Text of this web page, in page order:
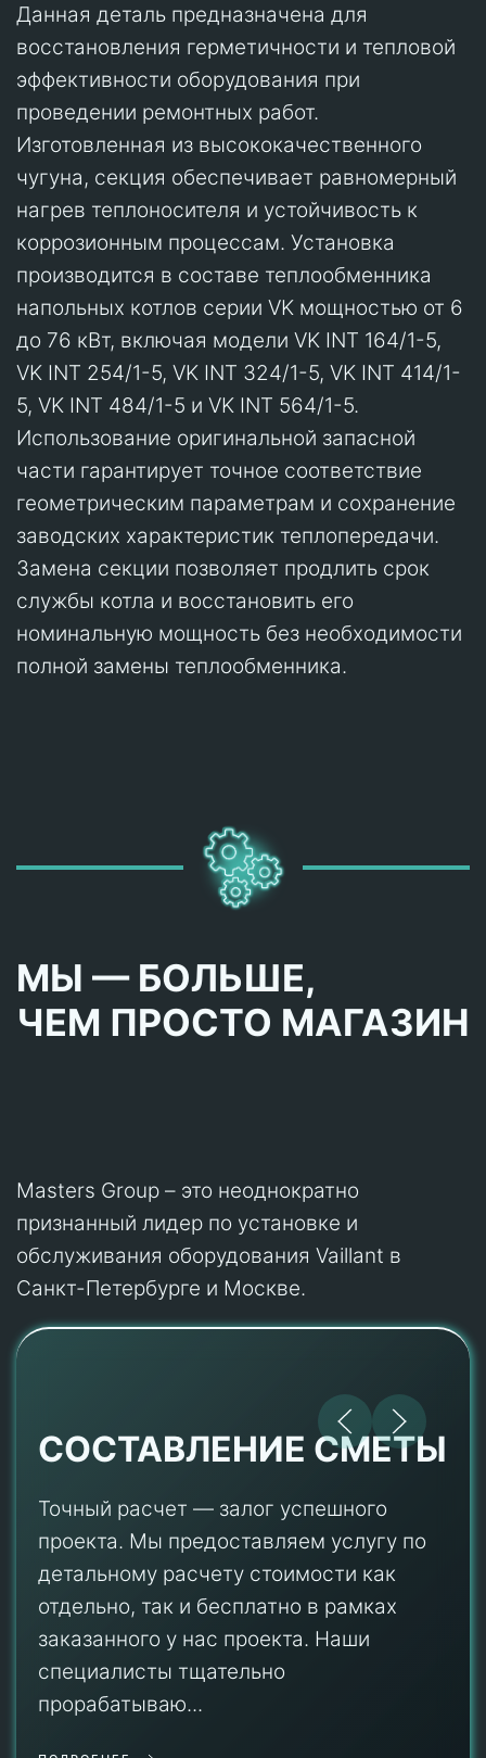
Данная деталь предназначена для
восстановления герметичности и тепловой
эффективности оборудования при
проведении ремонтных работ.
Изготовленная из высококачественного
чугуна, секция обеспечивает равномерный
нагрев теплоносителя и устойчивость к
коррозионным процессам. Установка
производится в составе теплообменника
напольных котлов серии VK мощностью от 6
до 76 кВт, включая модели VK INT 164/1-5,
VK INT 254/1-5, VK INT 324/1-5, VK INT 414/1-
5, VK INT 484/1-5 и VK INT 564/1-5.
Использование оригинальной запасной
части гарантирует точное соответствие
геометрическим параметрам и сохранение
заводских характеристик теплопередачи.
Замена секции позволяет продлить срок
службы котла и восстановить его
номинальную мощность без необходимости
полной замены теплообменника.
МЫ — БОЛЬШЕ,
ЧЕМ ПРОСТО МАГАЗИН
Masters Group – это неоднократно
признанный лидер по установке и
обслуживания оборудования Vaillant в
Санкт-Петербурге и Москве.
СОСТАВЛЕНИЕ СМЕТЫ
Точный расчет — залог успешного
проекта. Мы предоставляем услугу по
детальному расчету стоимости как
отдельно, так и бесплатно в рамках
заказанного у нас проекта. Наши
специалисты тщательно
прорабатываю...